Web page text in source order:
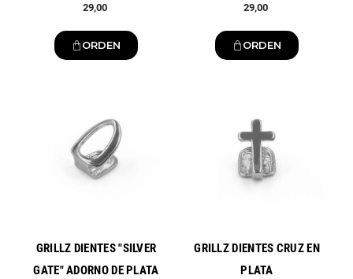
29,00
ORDEN
29,00
ORDEN
GRILLZ DIENTES "SILVER
GATE" ADORNO DE PLATA
GRILLZ DIENTES CRUZ EN
PLATA